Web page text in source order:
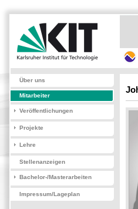
Über uns
Mitarbeiter
Veröffentlichungen
Projekte
Lehre
Stellenanzeigen
Bachelor-/Masterarbeiten
Impressum/Lageplan